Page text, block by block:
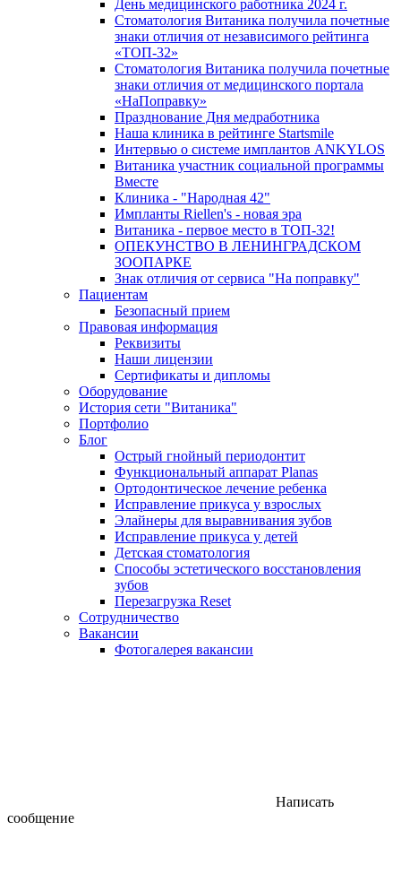
День медицинского работника 2024 г.
Стоматология Витаника получила почетные
знаки отличия от независимого рейтинга
«ТОП-32»
Стоматология Витаника получила почетные
знаки отличия от медицинского портала
«НаПоправку»
Празднование Дня медработника
Наша клиника в рейтинге Startsmile
Интервью о системе имплантов ANKYLOS
Витаника участник социальной программы
Вместе
Клиника - "Народная 42"
Импланты Riellen's - новая эра
Витаника - первое место в ТОП-32!
ОПЕКУНСТВО В ЛЕНИНГРАДСКОМ
ЗООПАРКЕ
Знак отличия от сервиса "На поправку"
Пациентам
Безопасный прием
Правовая информация
Реквизиты
Наши лицензии
Сертификаты и дипломы
Оборудование
История сети "Витаника"
Портфолио
Блог
Острый гнойный периодонтит
Функциональный аппарат Planas
Ортодонтическое лечение ребенка
Исправление прикуса у взрослых
Элайнеры для выравнивания зубов
Исправление прикуса у детей
Детская стоматология
Способы эстетического восстановления
зубов
Перезагрузка Reset
Сотрудничество
Вакансии
Фотогалерея вакансии
Написать
сообщение